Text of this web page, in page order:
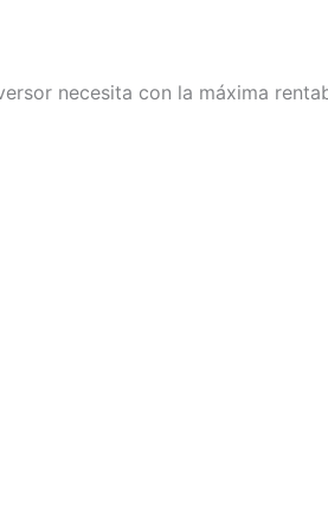
necesita con la máxima